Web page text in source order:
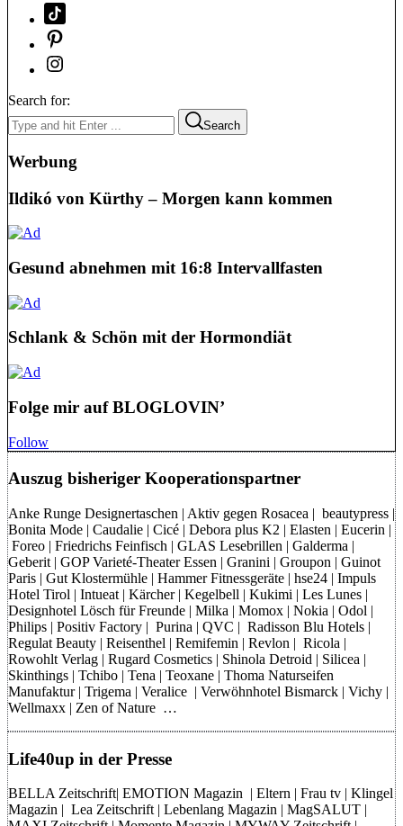
Search for:
Search
Werbung
Ildikó von Kürthy – Morgen kann kommen
Gesund abnehmen mit 16:8 Intervallfasten
Schlank & Schön mit der Hormondiät
Folge mir auf BLOGLOVIN’
Follow
Auszug bisheriger Kooperationspartner
Anke Runge Designertaschen | Aktiv gegen Rosacea | beautypress |
Bonita Mode | Caudalie | Cicé | Debora plus K2 | Elasten | Eucerin |
Foreo | Friedrichs Feinfisch | GLAS Lesebrillen | Galderma |
Geberit | GOP Varieté-Theater Essen | Granini | Groupon | Guinot
Paris | Gut Klostermühle | Hammer Fitnessgeräte | hse24 | Impuls
Hotel Tirol | Intueat | Kärcher | Kegelbell | Kukimi | Les Lunes |
Designhotel Lösch für Freunde | Milka | Momox | Nokia | Odol |
Philips | Positiv Factory | Purina | QVC | Radisson Blu Hotels |
Regulat Beauty | Reisenthel | Remifemin | Revlon | Ricola |
Rowohlt Verlag | Rugard Cosmetics | Shinola Detroid | Silicea |
Skinthings | Tchibo | Tena | Teoxane | Thoma Naturseifen
Manufaktur | Trigema | Veralice | Verwöhnhotel Bismarck | Vichy |
Wellmaxx | Zen of Nature …
Life40up in der Presse
BELLA Zeitschrift| EMOTION Magazin | Eltern | Frau tv | Klingel
Magazin | Lea Zeitschrift | Lebenlang Magazin | MagSALUT |